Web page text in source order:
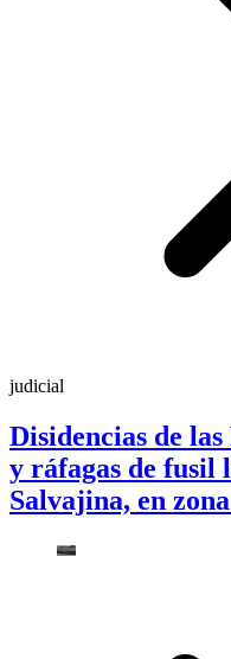
judicial
Disidencias de
y ráfagas de fusil
Salvajina, en